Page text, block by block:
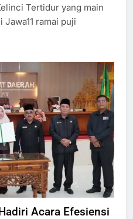
Tertidur yang main
ramai puji
Acara Efesiensi